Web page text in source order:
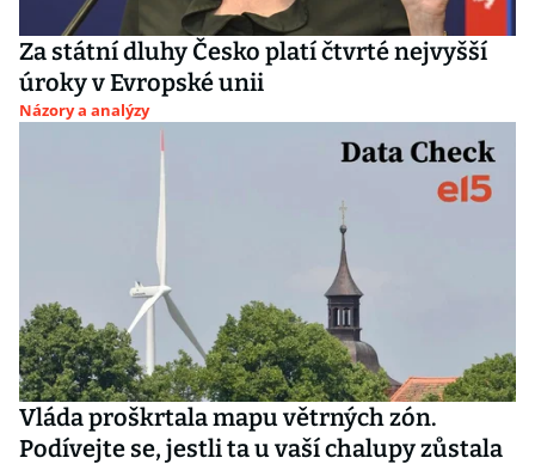
Za státní dluhy Česko platí čtvrté nejvyšší
úroky v Evropské unii
Názory a analýzy
Vláda proškrtala mapu větrných zón.
Podívejte se, jestli ta u vaší chalupy zůstala